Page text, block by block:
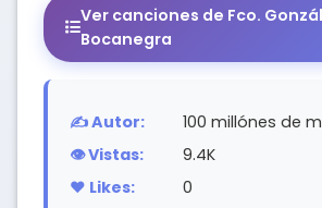
Ver canciones de Fco.
Bocanegra
✍️ Autor:
100 millónes de
👁️ Vistas:
9.4K
❤️ Likes:
0